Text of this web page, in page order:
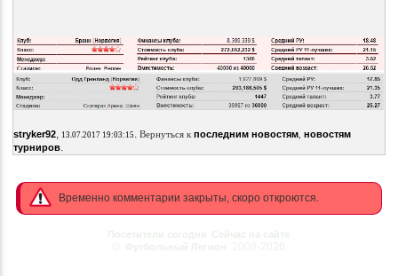
stryker92, 13.07.2017 19:03:15 . Вернуться к последним новостям, новостям
турниров.
Временно комментарии закрыты, скоро откроются.